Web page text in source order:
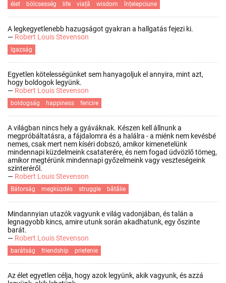
élet bölcsesség life viață wisdom înțelepciune
A legkegyetlenebb hazugságot gyakran a hallgatás fejezi ki.
— Robert Louis Stevenson
Igazság
Egyetlen kötelességünket sem hanyagoljuk el annyira, mint azt,
hogy boldogok legyünk.
— Robert Louis Stevenson
boldogság happiness fericire
A világban nincs hely a gyáváknak. Készen kell állnunk a
megpróbáltatásra, a fájdalomra és a halálra - a miénk nem kevésbé
nemes, csak mert nem kíséri dobszó, amikor kimenetelünk
mindennapi küzdelmeink csataterére, és nem fogad üdvözlő tömeg,
amikor megtérünk mindennapi győzelmeink vagy veszteségeink
színteréről.
— Robert Louis Stevenson
Bátorság megküzdés struggle bătălie
Mindannyian utazók vagyunk e világ vadonjában, és talán a
legnagyobb kincs, amire utunk során akadhatunk, egy őszinte
barát.
— Robert Louis Stevenson
barátság friendship prietenie
Az élet egyetlen célja, hogy azok legyünk, akik vagyunk, és azzá